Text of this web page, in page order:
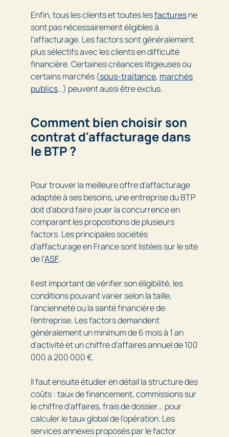
Enfin, tous les clients et toutes lesfacturesne
sont pas nécessairement éligibles à
l’affacturage. Les factors sont généralement
plus sélectifs avec les clients en difficulté
financière. Certaines créances litigieuses ou
certains marchés (sous-traitance, marchés
publics…) peuvent aussi être exclus.
Comment bien choisir son
contrat d'affacturage dans
le BTP ?
Pour trouver la meilleure offre d’affacturage
adaptée à ses besoins, une entreprise du BTP
doit d’abord faire jouer la concurrence en
comparant les propositions de plusieurs
factors. Les principales sociétés
d’affacturage en France sont listées sur le site
de l’ASF.
Il est important de vérifier son éligibilité, les
conditions pouvant varier selon la taille,
l’ancienneté ou la santé financière de
l’entreprise. Les factors demandent
généralement un minimum de 6 mois à 1 an
d’activité et un chiffre d’affaires annuel de 100
000 à 200 000 €.
Il faut ensuite étudier en détail la structure des
coûts : taux de financement, commissions sur
le chiffre d’affaires, frais de dossier… pour
calculer le taux global de l’opération. Les
services annexes proposés par le factor